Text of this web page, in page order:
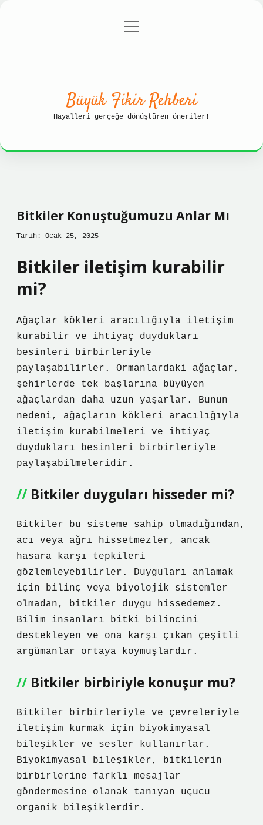
Gizlilik Politikası
menüyü
Büyük Fikir Rehberi
Hayalleri gerçeğe dönüştüren öneriler!
Bitkiler Konuştuğumuzu Anlar Mı
Tarih: Ocak 25, 2025
Bitkiler iletişim kurabilir
mi?
Ağaçlar kökleri aracılığıyla iletişim
kurabilir ve ihtiyaç duydukları
besinleri birbirleriyle
paylaşabilirler. Ormanlardaki ağaçlar,
şehirlerde tek başlarına büyüyen
ağaçlardan daha uzun yaşarlar. Bunun
nedeni, ağaçların kökleri aracılığıyla
iletişim kurabilmeleri ve ihtiyaç
duydukları besinleri birbirleriyle
paylaşabilmeleridir.
Bitkiler duyguları hisseder mi?
Bitkiler bu sisteme sahip olmadığından,
acı veya ağrı hissetmezler, ancak
hasara karşı tepkileri
gözlemleyebilirler. Duyguları anlamak
için bilinç veya biyolojik sistemler
olmadan, bitkiler duygu hissedemez.
Bilim insanları bitki bilincini
destekleyen ve ona karşı çıkan çeşitli
argümanlar ortaya koymuşlardır.
Bitkiler birbiriyle konuşur mu?
Bitkiler birbirleriyle ve çevreleriyle
iletişim kurmak için biyokimyasal
bileşikler ve sesler kullanırlar.
Biyokimyasal bileşikler, bitkilerin
birbirlerine farklı mesajlar
göndermesine olanak tanıyan uçucu
organik bileşiklerdir.